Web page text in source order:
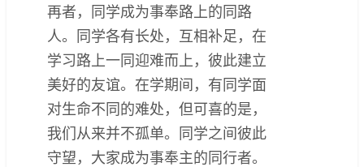
再者，同学成为事奉路上的同路
人。同学各有长处，互相补足，在
学习路上一同迎难而上，彼此建立
美好的友谊。在学期间，有同学面
对生命不同的难处，但可喜的是，
我们从来并不孤单。同学之间彼此
守望，大家成为事奉主的同行者。